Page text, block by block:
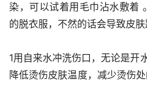
染，可以试着用毛巾沾水敷着
的脱衣服，不然的话会导致皮肤
1用自来水冲洗伤口，无论是开
降低烫伤皮肤温度，减少烫伤